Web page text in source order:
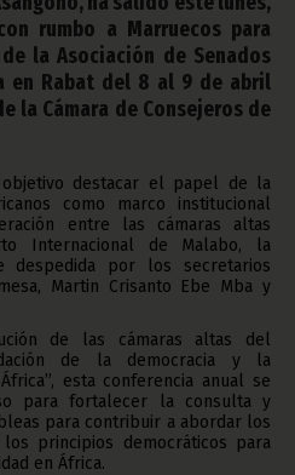
rumbo a Marruecos para
la Asociación de Senados
en Rabat del 8 al 9 de abril
la Cámara de Consejeros de
destacar el papel de la
como marco institucional
entre las cámaras altas
Internacional de Malabo, la
despedida por los secretarios
Martin Crisanto Ebe Mba y
de las cámaras altas del
de la democracia y la
esta conferencia anual se
para fortalecer la consulta y
para contribuir a abordar los
principios democráticos para
en África.